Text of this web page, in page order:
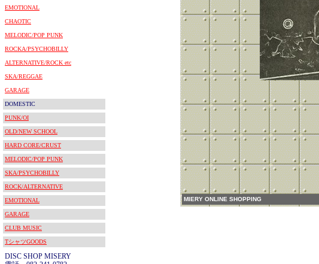
EMOTIONAL
CHAOTIC
MELODIC/POP PUNK
ROCKA/PSYCHOBILLY
ALTERNATIVE/ROCK etc
SKA/REGGAE
GARAGE
DOMESTIC
PUNK/OI
OLD/NEW SCHOOL
HARD CORE/CRUST
MELODIC/POP PUNK
SKA/PSYCHOBILLY
ROCK/ALTERNATIVE
EMOTIONAL
GARAGE
CLUB MUSIC
TシャツGOODS
DISC SHOP MISERY
MIERY ONLINE SHOPPING